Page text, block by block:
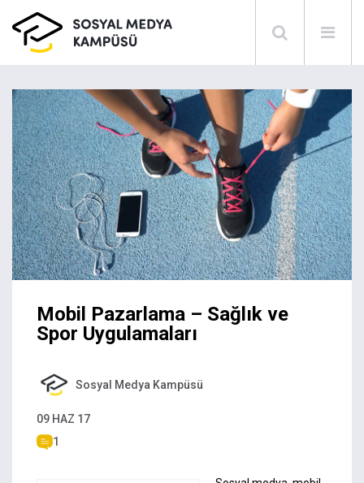
Mobil Pazarlama – Sağlık ve
Spor Uygulamaları
Sosyal Medya Kampüsü
09 HAZ 17
1